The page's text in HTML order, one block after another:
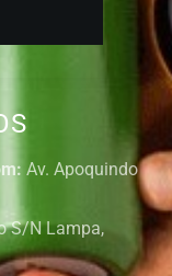
Av. Apoquindo
S/N Lampa,